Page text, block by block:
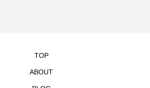
TOP
ABOUT